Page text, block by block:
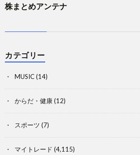
株まとめアンテナ
カテゴリー
MUSIC(14)
からだ・健康(12)
スポーツ (7)
マイトレード (4,115)